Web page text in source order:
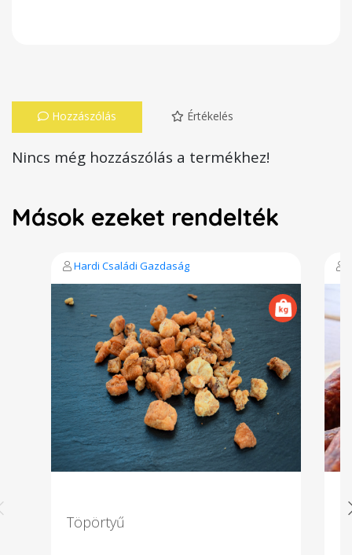
Hozzászólás Értékelés
Nincs még hozzászólás a termékhez!
Mások ezeket rendelték
Hardi Családi Gazdaság
Töpörtyű